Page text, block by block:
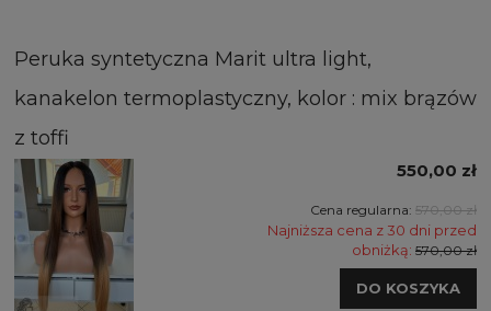
Peruka syntetyczna Marit ultra light,
kanakelon termoplastyczny, kolor : mix brązów
z toffi
550,00 zł
Cena regularna: 570,00 zł
Najniższa cena z 30 dni przed
obniżką: 570,00 zł
DO KOSZYKA